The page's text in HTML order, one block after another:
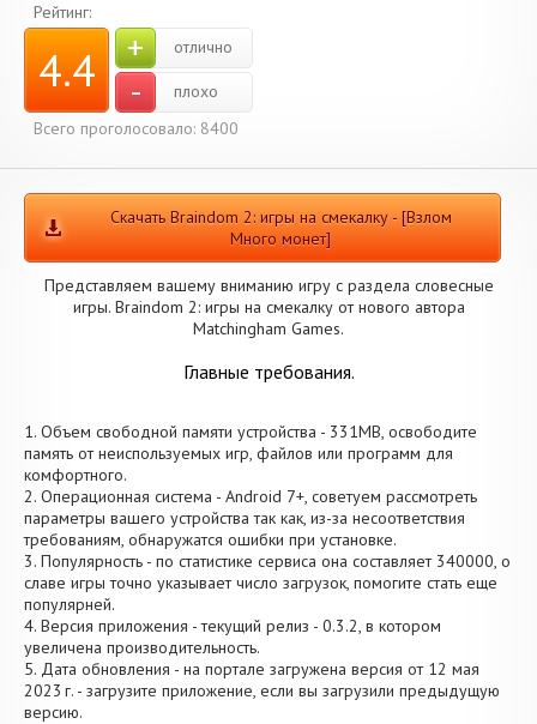
Рейтинг:
4.4 + отлично
-
плохо
Всего проголосовало: 8400
Скачать Braindom 2: игры на смекалку - [Взлом
Много монет]
Представляем вашему вниманию игру с раздела словесные
игры. Braindom 2: игры на смекалку от нового автора
Matchingham Games.
Главные требования.
1. Объем свободной памяти устройства - 331MB, освободите
память от неиспользуемых игр, файлов или программ для
комфортного.
2. Операционная система - Android 7+, советуем рассмотреть
параметры вашего устройства так как, из-за несоответствия
требованиям, обнаружатся ошибки при установке.
3. Популярность - по статистике сервиса она составляет 340000, о
cлаве игры точно указывает число загрузок, помогите стать еще
популярней.
4. Версия приложения - текущий релиз - 0.3.2, в котором
увеличена производительность.
5. Дата обновления - на портале загружена версия от 12 мая
2023 г. - загрузите приложение, если вы загрузили предыдущую
версию.